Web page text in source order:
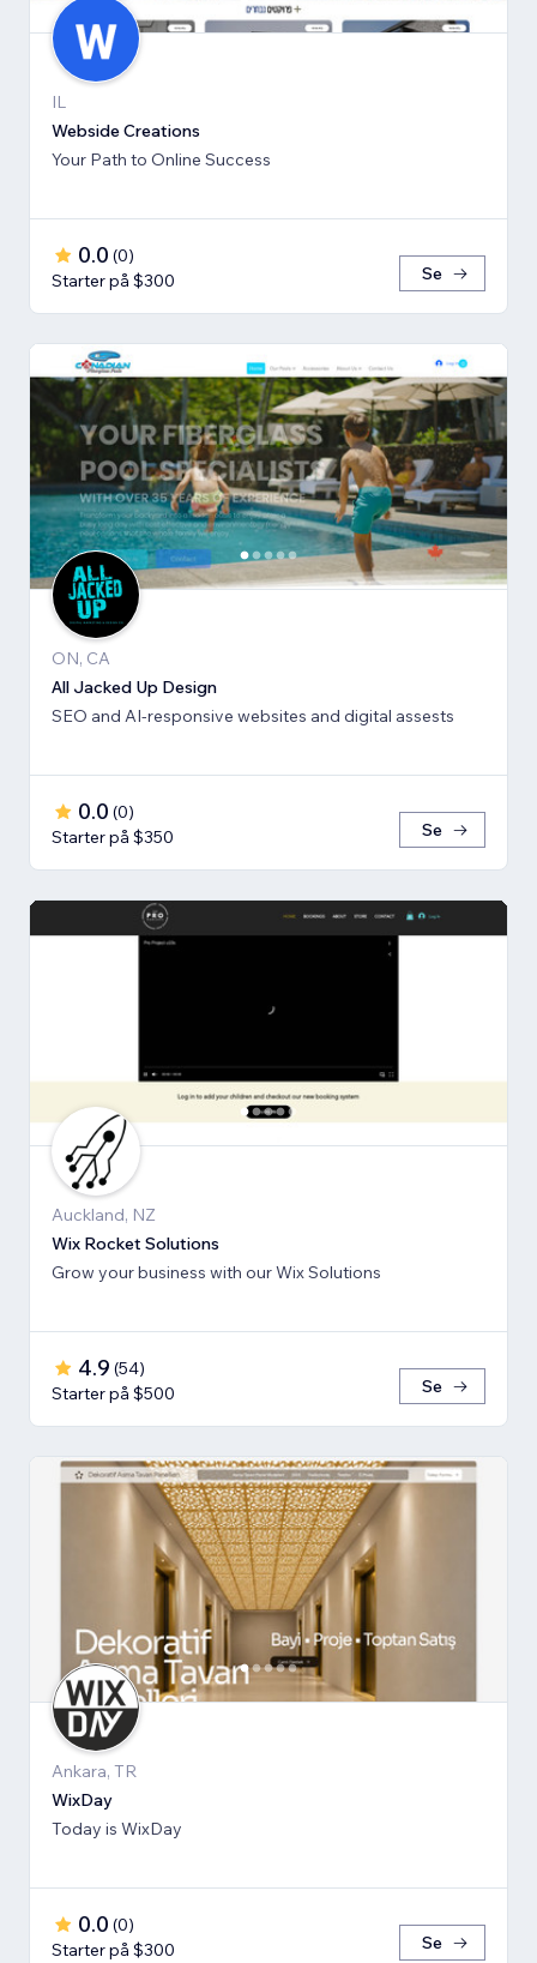
IL
Webside Creations
Your Path to Online Success
0.0 (0)
Starter på $300
Se
ON, CA
All Jacked Up Design
SEO and AI-responsive websites and digital assests
0.0 (0)
Starter på $350
Se
Auckland, NZ
Wix Rocket Solutions
Grow your business with our Wix Solutions
4.9 (54)
Starter på $500
Se
Ankara, TR
WixDay
Today is WixDay
0.0 (0)
Starter på $300
Se